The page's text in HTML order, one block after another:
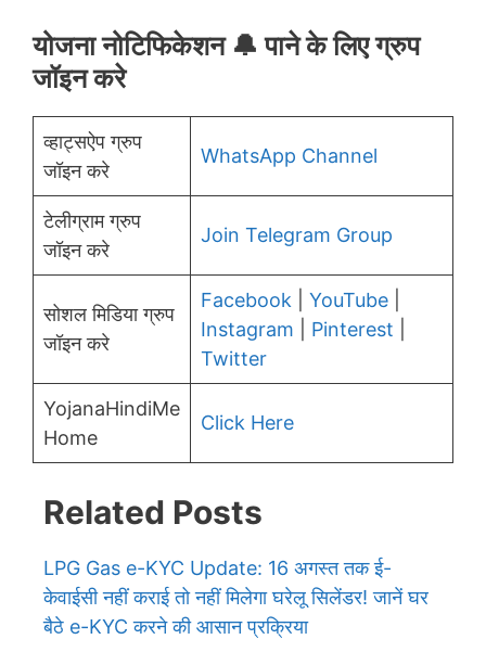
योजना नोटिफिकेशन 🔔 पाने के लिए ग्रुप
जॉइन करे
व्हाट्सऐप ग्रुप
जॉइन करे
WhatsApp Channel
टेलीग्राम ग्रुप
जॉइन करे
Join Telegram Group
सोशल मिडिया ग्रुप
जॉइन करे
Facebook YouTube
Instagram
Pinterest
Twitter
YojanaHindiMe
Home
Click Here
Related Posts
LPG Gas e-KYC Update: 16 अगस्त तक ई-
केवाईसी नहीं कराई तो नहीं मिलेगा घरेलू सिलेंडर! जानें घर
बैठे e-KYC करने की आसान प्रक्रिया